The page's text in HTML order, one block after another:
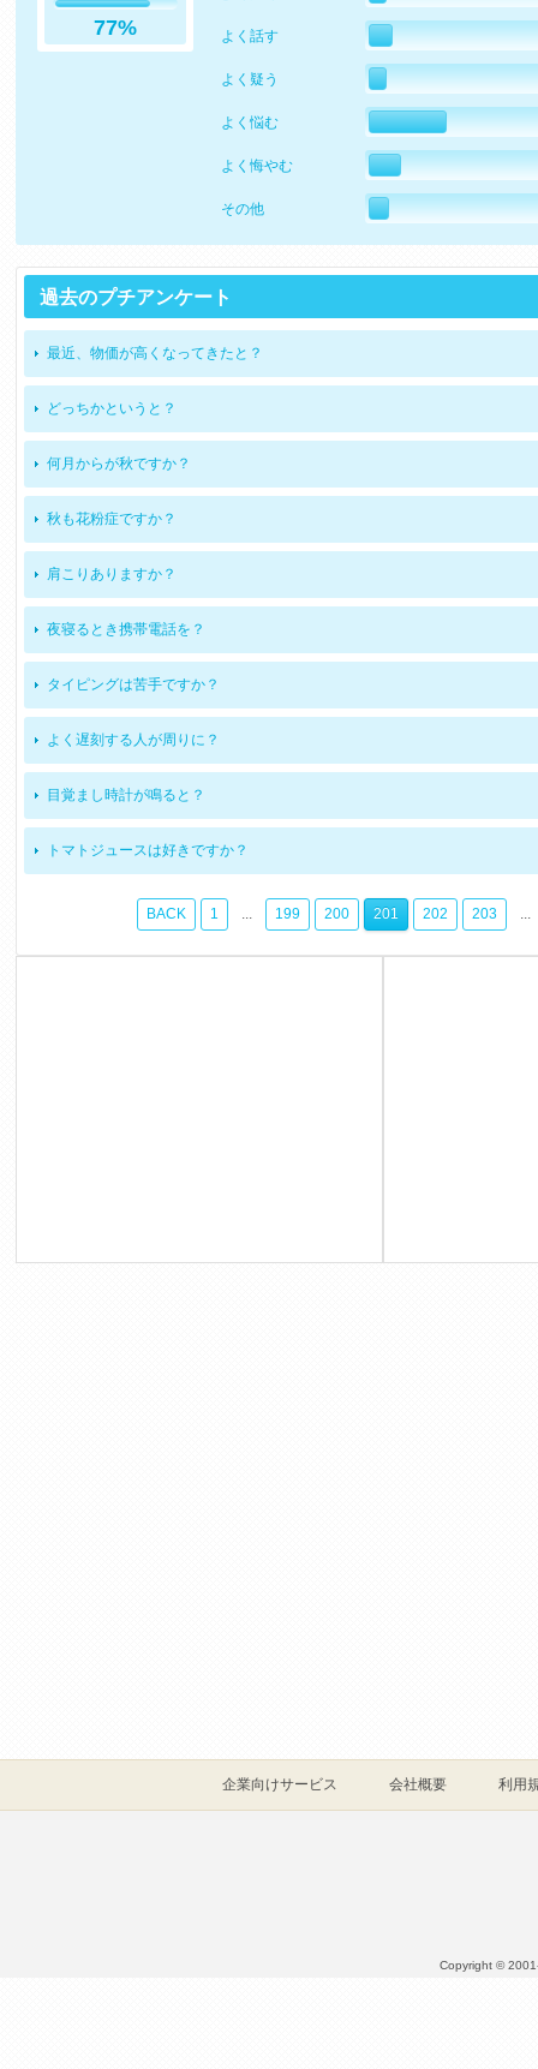
77% よく話す
よく疑う
よく悩む
よく悔やむ
その他
過去のプチアンケート
最近、物価が高くなってきたと？
どっちかというと？
何月からが秋ですか？
秋も花粉症ですか？
肩こりありますか？
夜寝るとき携帯電話を？
タイピングは苦手ですか？
よく遅刻する人が周りに？
目覚まし時計が鳴ると？
トマトジュースは好きですか？
BACK 1 ... 199 200 201 202 203 ...
企業向けサービス 会社概要 利用
Copyright ©